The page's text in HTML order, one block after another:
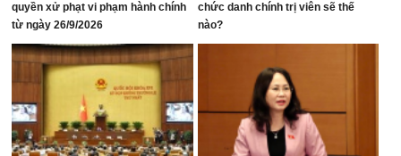
quyền xử phạt vi phạm hành chính
từ ngày 26/9/2026
chức danh chính trị viên sẽ thế
nào?